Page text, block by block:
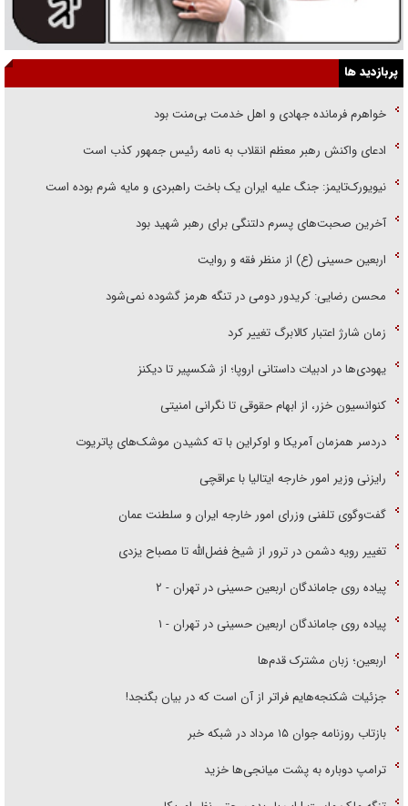
پربازدید ها
خواهرم فرمانده جهادی و اهل خدمت بی‌منت بود
ادعای واکنش رهبر معظم انقلاب به نامه رئیس جمهور کذب است
نیویورک‌تایمز: جنگ علیه ایران یک باخت راهبردی و مایه شرم بوده است
آخرین صحبت‌های پسرم دلتنگی برای رهبر شهید بود
اربعین حسینی (ع) از منظر فقه و روایت
محسن رضایی: کریدور دومی در تنگه هرمز گشوده نمی‌شود
زمان شارژ اعتبار کالابرگ تغییر کرد
یهودی‌ها در ادبیات داستانی اروپا؛ از شکسپیر تا دیکنز
کنوانسیون خزر، از ابهام حقوقی تا نگرانی امنیتی
دردسر همزمان آمریکا و اوکراین با ته کشیدن موشک‌های پاتریوت
رایزنی وزیر امور خارجه ایتالیا با عراقچی
گفت‌وگوی تلفنی وزرای امور خارجه ایران و سلطنت عمان
تغییر رویه دشمن در ترور از شیخ فضل‌الله تا مصباح یزدی
پیاده روی جاماندگان اربعین حسینی در تهران - ۲
پیاده روی جاماندگان اربعین حسینی در تهران - ۱
اربعین؛ زبان مشترک قدم‌ها
جزئیات شکنجه‌هایم فراتر از آن است که در بیان بگنجد!
بازتاب روزنامه جوان ۱۵ مرداد در شبکه خبر
ترامپ دوباره به پشت میانجی‌ها خزید